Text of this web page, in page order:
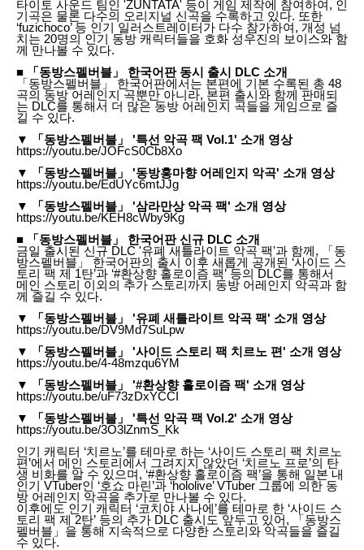
타이토 사운드 팀인 'ZUNTATA' 등이 게임 제작에 참여하여, 인
기곡은 물론 다수의 오리지널 신곡을 수록하고 있다. 또한
‘fuzichoco’ 등 인기 일러스트레이터가 다수 참가하여, 개성 넘
치는 20명의 인기 동방 캐릭터들을 호화 성우진의 보이스와 함
께 만나볼 수 있다.
■ 「동방스펠버블」 한국어판 동시 출시 DLC 소개
「동방스펠버블」 한국어판에서는 본편에 기본 수록된 총 48
곡의 동방 어레인지 곡뿐만 아니라, 본편 출시와 함께 판매되
는 DLC를 통해서 더 많은 동방 어레인지 곡들을 게임으로 즐
길 수 있다.
▼ 「동방스펠버블」 '특선 악곡 팩 Vol.1' 소개 영상
https://youtu.be/JOFcS0Cb8Xo
▼ 「동방스펠버블」 '동방홍마향 어레인지 악곡' 소개 영상
https://youtu.be/EdUYc6mtJJg
▼ 「동방스펠버블」 '삼라만상 악곡 팩' 소개 영상
https://youtu.be/KEH8cWby9Kg
■ 「동방스펠버블」 한국어판 신규 DLC 소개
금일 출시된 신규 DLC '유폐 새틀라이트 악곡 팩'과 함께, 「동
방스펠버블」 한국어판의 출시 이후 새롭게 공개된 ‘사이드 스
토리 팩 제 1탄’과 ‘#환상향 홀로이즘 팩’ 등의 DLC를 통해서
메인 스토리 이외의 추가 스토리까지 동방 어레인지 악곡과 함
께 즐길 수 있다.
▼ 「동방스펠버블」 '유폐 새틀라이트 악곡 팩' 소개 영상
https://youtu.be/DV9Md7SuLpw
▼ 「동방스펠버블」 '사이드 스토리 팩 치르노 편' 소개 영상
https://youtu.be/4-48mzqu6YM
▼ 「동방스펠버블」 '#환상향 홀로이즘 팩' 소개 영상
https://youtu.be/uF73zDxYCCI
▼ 「동방스펠버블」 '특선 악곡 팩 Vol.2' 소개 영상
https://youtu.be/3O3lZnmS_Kk
인기 캐릭터 ‘치르노’를 테마로 하는 ‘사이드 스토리 팩 치르노
편’에서 메인 스토리에서 그려지지 않았던 ‘치르노 프로’의 탄
생 비화를 알 수 있으며, ‘#환상향 홀로이즘 팩’을 통해 일본 내
인기 VTuber인 ‘호쇼 마린’과 ‘hololive’ VTuber 그룹에 의한 동
방 어레인지 악곡을 추가로 만나볼 수 있다.
이후에도 인기 캐릭터 ‘코치야 사나에’를 테마로 한 ‘사이드 스
토리 팩 제 2탄’ 등의 추가 DLC 출시도 앞두고 있어, 「동방스
펠버블」을 통해 지속적으로 다양한 스토리와 악곡들을 즐길
수 있다.